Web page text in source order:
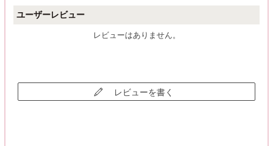
ユーザーレビュー
レビューはありません。
レビューを書く